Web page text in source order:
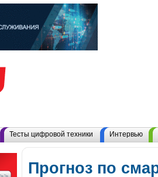
Тесты цифровой техники Интервью
Прогноз по